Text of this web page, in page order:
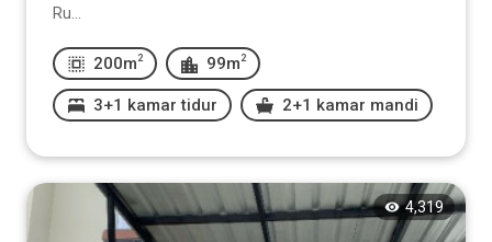
Ru...
200m 2 99m 2
3+1 kamar tidur 2+1 kamar mandi
4,319